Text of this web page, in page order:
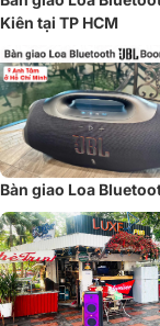
Đánh giá thiết kế
Sở hữu thiết kế
các chiều lần
lượng 4,9 kg kết
dễ dàng đem đi
Kiên tại TP HCM
Bàn giao Loa